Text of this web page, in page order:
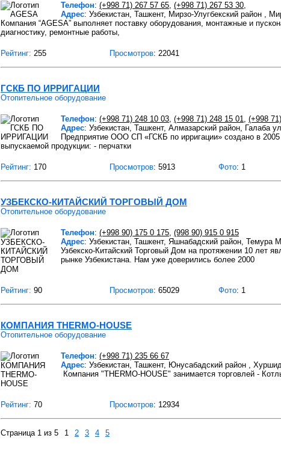
Телефон: (+998 71) 267 57 65, (+998 71) 267 53 30,
Адрес: Узбекистан, Ташкент, Мирзо-Улугбекский район ,
Компания “AGESA” выполняет поставку оборудования, монтажные и
диагностику, ремонтные работы,
Рейтинг: 255 Просмотров: 22041
ГСКБ ПО ИРРИГАЦИИ
Отопительное оборудование
Телефон: (+998 71) 248 10 03, (+998 71) 248 15 01, (+998
Адрес: Узбекистан, Ташкент, Алмазарский район, Галаба
Предприятие ООО СП «ГСКБ по ирригации» создано в
выпускаемой продукции: - перчатки
Рейтинг: 170 Просмотров: 5913 Фото: 1
УЗБЕКСКО-КИТАЙСКИЙ ТОРГОВЫЙ ДОМ
Отопительное оборудование
Телефон: (+998 90) 175 0 175, (998 90) 915 0 915
Адрес: Узбекистан, Ташкент, Яшнабадский район, Темура
Узбекско-Китайский Торговый Дом на протяжении 10 лет
рынке Узбекистана. Нам уже доверились более 2000
Рейтинг: 90 Просмотров: 65029 Фото: 1
КОМПАНИЯ THERMO-HOUSE
Отопительное оборудование
Телефон: (+998 71) 235 66 67
Адрес: Узбекистан, Ташкент, Юнусабадский район ,
Компания "THERMO-HOUSE" занимается торговлей -
Рейтинг: 70 Просмотров: 12934
Страница 1 из 5 1 2 3 4 5